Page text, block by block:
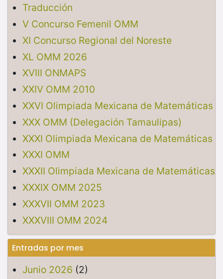
Traducción
V Concurso Femenil OMM
XI Concurso Regional del Noreste
XL OMM 2026
XVIII ONMAPS
XXIV OMM 2010
XXVI Olimpiada Mexicana de Matemáticas
XXX OMM (Delegación Tamaulipas)
XXXI Olimpiada Mexicana de Matemáticas
XXXI OMM
XXXII Olimpiada Mexicana de Matemáticas
XXXIX OMM 2025
XXXVII OMM 2023
XXXVIII OMM 2024
Entradas por mes
Junio 2026 (2)